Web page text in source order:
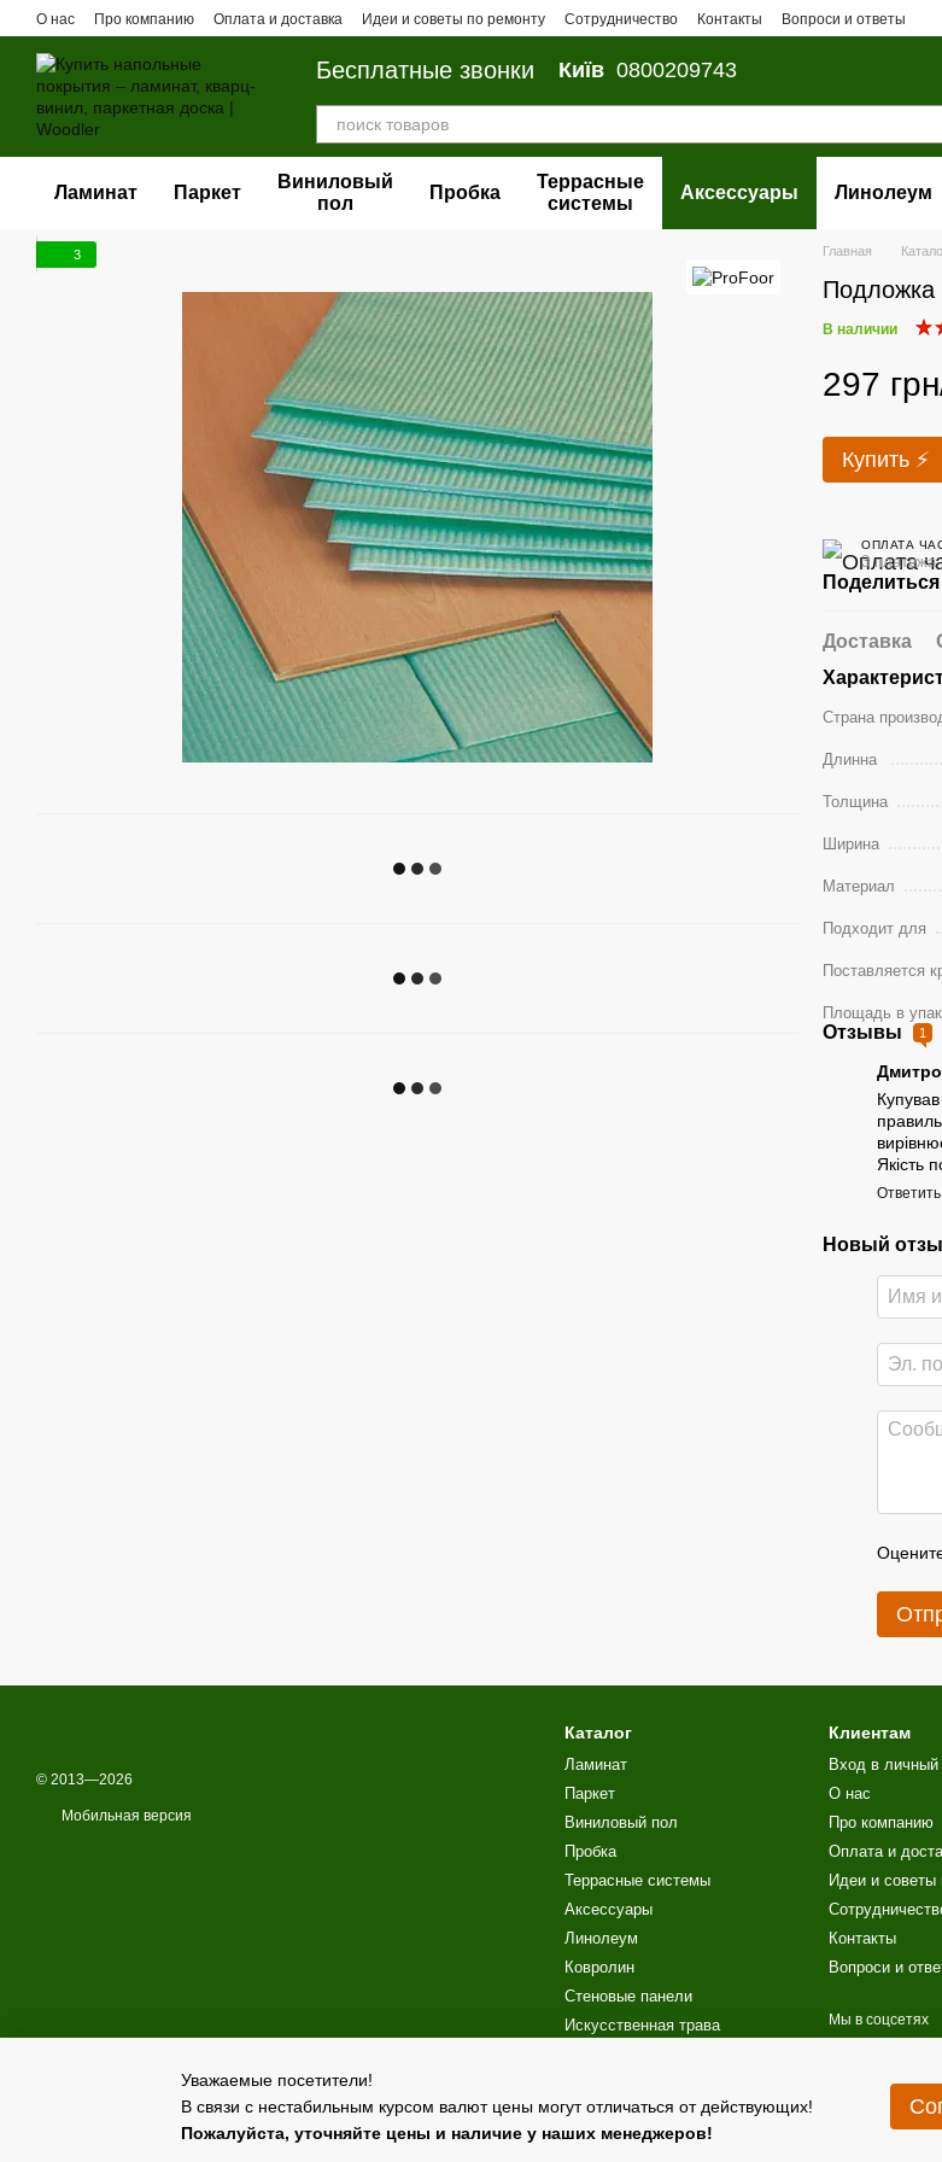
Перейти к основному контенту
О нас Про компанию Оплата и доставка Идеи и советы по ремонту Сотрудничество Контакты Вопроси и ответы
Бесплатные звонки Київ 0800209743
Ламинат Паркет
Виниловый
пол
Пробка
Террасные
системы
Аксессуары Линолеум
3 Главная
Подложка
В наличии
297
Купить ⚡
ОПЛАТА
3 платежа
Доставка
Страна
Длинна
Толщина
Ширина
Материал
Подходит для
Поставляется
Площадь в
Отзывы 1
Дмитро
Якість
Ответить
Новый
© 2013—2026
Мобильная версия
Online store built with Horoshop
Каталог
Ламинат
Паркет
Виниловый пол
Пробка
Террасные системы
Аксессуары
Линолеум
Ковролин
Стеновые панели
Искусственная трава
Клиентам
Вход в личный
О нас
Про компанию
Оплата и
Идеи и советы
Контакты
Вопроси и
Мы в соцсетях
Уважаемые посетители!
В связи с нестабильным курсом валют цены могут отличаться от действующих!
Пожалуйста, уточняйте цены и наличие у наших менеджеров!